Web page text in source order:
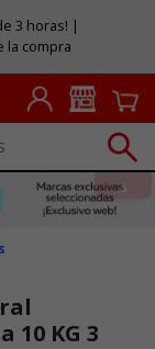
3 horas! |
la compra
10 KG 3